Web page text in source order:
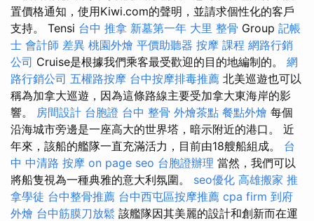
置價格通知，使用Kiwi.com的聲明，並請求個性化的客戶
支持。 Tensi 台中 推拿 新墓第一年 大里 整骨 Group 記帳
士 會計師 差異 桃園外燴 平價助聽器 按摩 課程 網路行銷
公司 Cruise是根據我們乘客最受歡迎的目的地編制的。 網
路行銷公司 五權路按摩 台中按摩排毒推薦 北美巡遊也可以
稱為加拿大巡遊，因為這條路線主要受加拿大東海岸的影
響。 房間設計 台胞證 台中 整骨 外燴茶點 餐點外燴 每個
沿海城市旁邊是一座高大的世界塔，暗示附近的港口。 近
年來，該船的艦隊一直充滿活力，目前由18艘船組成。 台
中 中清路 按摩 on page seo 台胞證辦理 當然，我們可以
將船隻視為一種典雅的意大利氛圍。 seo優化 高雄搬家 推
拿學徒 台中整骨推薦 台中西屯區按摩推薦 cpa firm 到府
外燴 台中筋膜刀放鬆 該艦隊因其美麗的設計和創新而在運